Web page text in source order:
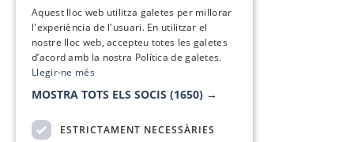
Aquest lloc web utilitza galetes per millorar
l'experiència de l'usuari. En utilitzar el
nostre lloc web, accepteu totes les galetes
d’acord amb la nostra Política de galetes.
Llegir-ne més
MOSTRA TOTS ELS SOCIS (1650) →
ESTRICTAMENT NECESSÀRIES